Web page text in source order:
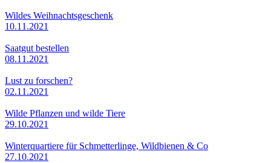
Wildes Weihnachtsgeschenk
10.11.2021
Saatgut bestellen
08.11.2021
Lust zu forschen?
02.11.2021
Wilde Pflanzen und wilde Tiere
29.10.2021
Winterquartiere für Schmetterlinge, Wildbienen & Co
27.10.2021